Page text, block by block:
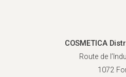
COSMETICA
Route de
1072